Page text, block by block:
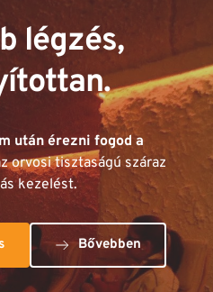
légzés,
után érezni fogod a
orvosi tisztaságú száraz
kezelést.
Bővebben